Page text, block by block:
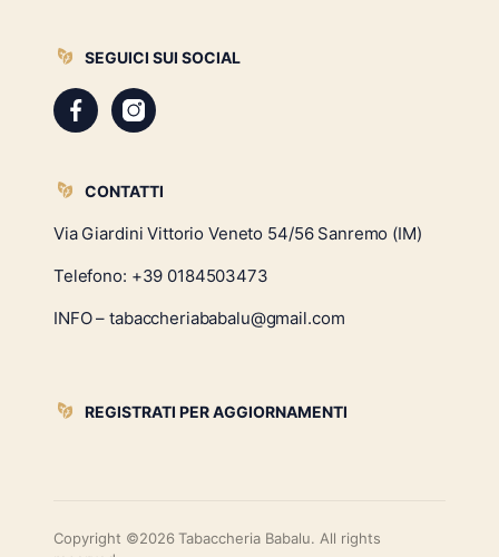
SEGUICI SUI SOCIAL
CONTATTI
Via Giardini Vittorio Veneto 54/56 Sanremo (IM)
Telefono: +39 0184503473
INFO – tabaccheriababalu@gmail.com
REGISTRATI PER AGGIORNAMENTI
Copyright ©2026 Tabaccheria Babalu. All rights